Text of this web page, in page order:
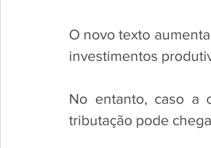
O novo texto
investimentos
No entanto, caso a
tributação pode